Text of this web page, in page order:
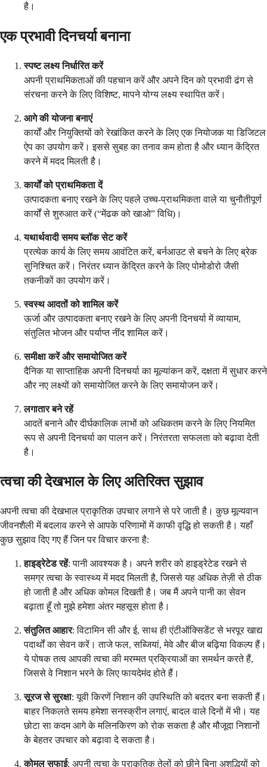
है।
एक प्रभावी दिनचर्या बनाना
स्पष्ट लक्ष्य निर्धारित करें
अपनी प्राथमिकताओं की पहचान करें और अपने दिन को प्रभावी ढंग से
संरचना करने के लिए विशिष्ट, मापने योग्य लक्ष्य स्थापित करें।
आगे की योजना बनाएं
कार्यों और नियुक्तियों को रेखांकित करने के लिए एक नियोजक या डिजिटल
ऐप का उपयोग करें। इससे सुबह का तनाव कम होता है और ध्यान केंद्रित
करने में मदद मिलती है।
कार्यों को प्राथमिकता दें
उत्पादकता बनाए रखने के लिए पहले उच्च-प्राथमिकता वाले या चुनौतीपूर्ण
कार्यों से शुरुआत करें (“मेंढक को खाओ” विधि)।
यथार्थवादी समय ब्लॉक सेट करें
प्रत्येक कार्य के लिए समय आवंटित करें, बर्नआउट से बचने के लिए ब्रेक
सुनिश्चित करें। निरंतर ध्यान केंद्रित करने के लिए पोमोडोरो जैसी
तकनीकों का उपयोग करें।
स्वस्थ आदतों को शामिल करें
ऊर्जा और उत्पादकता बनाए रखने के लिए अपनी दिनचर्या में व्यायाम,
संतुलित भोजन और पर्याप्त नींद शामिल करें।
समीक्षा करें और समायोजित करें
दैनिक या साप्ताहिक अपनी दिनचर्या का मूल्यांकन करें, दक्षता में सुधार करने
और नए लक्ष्यों को समायोजित करने के लिए समायोजन करें।
लगातार बने रहें
आदतें बनाने और दीर्घकालिक लाभों को अधिकतम करने के लिए नियमित
रूप से अपनी दिनचर्या का पालन करें। निरंतरता सफलता को बढ़ावा देती
है।
त्वचा की देखभाल के लिए अतिरिक्त सुझाव
अपनी त्वचा की देखभाल प्राकृतिक उपचार लगाने से परे जाती है। कुछ मूल्यवान
जीवनशैली में बदलाव करने से आपके परिणामों में काफी वृद्धि हो सकती है। यहाँ
कुछ सुझाव दिए गए हैं जिन पर विचार करना है:
हाइड्रेटेड रहें: पानी आवश्यक है। अपने शरीर को हाइड्रेटेड रखने से
समग्र त्वचा के स्वास्थ्य में मदद मिलती है, जिससे यह अधिक तेज़ी से ठीक
हो जाती है और अधिक कोमल दिखती है। जब मैं अपने पानी का सेवन
बढ़ाता हूँ तो मुझे हमेशा अंतर महसूस होता है।
संतुलित आहार: विटामिन सी और ई, साथ ही एंटीऑक्सिडेंट से भरपूर खाद्य
पदार्थों का सेवन करें। ताजे फल, सब्जियां, मेवे और बीज बढ़िया विकल्प हैं।
ये पोषक तत्व आपकी त्वचा की मरम्मत प्रक्रियाओं का समर्थन करते हैं,
जिससे वे निशान भरने के लिए फायदेमंद होते हैं।
सूरज से सुरक्षा: यूवी किरणें निशान की उपस्थिति को बदतर बना सकती हैं।
बाहर निकलते समय हमेशा सनस्क्रीन लगाएं, बादल वाले दिनों में भी। यह
छोटा सा कदम आगे के मलिनकिरण को रोक सकता है और मौजूदा निशानों
के बेहतर उपचार को बढ़ावा दे सकता है।
कोमल सफाई: अपनी त्वचा के प्राकृतिक तेलों को छीने बिना अशुद्धियों को